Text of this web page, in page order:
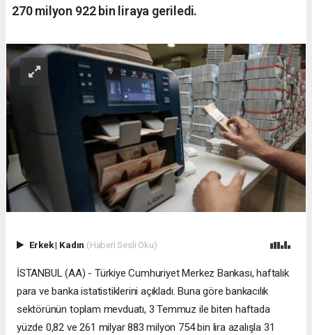
270 milyon 922 bin liraya geriledi.
Erkek| Kadın (Haberi Sesli Oku)
İSTANBUL (AA) - Türkiye Cumhuriyet Merkez Bankası, haftalık
para ve banka istatistiklerini açıkladı. Buna göre bankacılık
sektörünün toplam mevduatı, 3 Temmuz ile biten haftada
yüzde 0,82 ve 261 milyar 883 milyon 754 bin lira azalışla 31